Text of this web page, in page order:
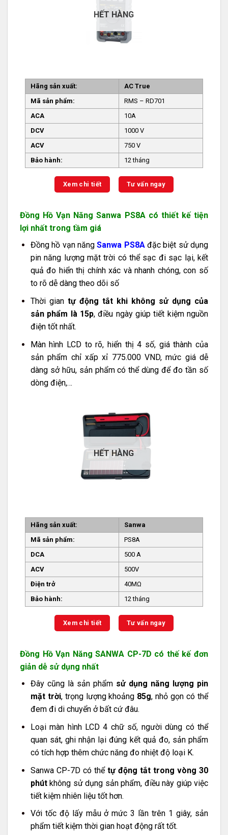
HẾT HÀNG
Hãng sản xuất:
AC True
Mã sản phẩm:
RMS – RD701
ACA
10A
DCV
1000 V
ACV
750 V
Bảo hành:
12 tháng
Xem chi tiết Tư vấn ngay
Đồng Hồ Vạn Năng Sanwa PS8A có thiết kế tiện
lợi nhất trong tầm giá
Đồng hồ vạn năngSanwa PS8Ađặc biệt sử dụng
pin năng lượng mặt trời có thể sạc đi sạc lại, kết
quả đo hiển thị chính xác và nhanh chóng, con số
to rõ dễ dàng theo dõi số
Thời gian tự động tắt khi không sử dụng của
sản phẩm là 15p, điều ngày giúp tiết kiệm nguồn
điện tốt nhất.
Màn hình LCD to rõ, hiển thị 4 số, giá thành của
sản phẩm chỉ xấp xỉ 775.000 VND, mức giá dễ
dàng sở hữu, sản phẩm có thể dùng để đo tần số
dòng điện,…
HẾT HÀNG
Hãng sản xuất:
Sanwa
Mã sản phẩm:
PS8A
DCA
500 A
ACV
500V
Điện trở
40MΩ
Bảo hành:
12 tháng
Xem chi tiết Tư vấn ngay
Đồng Hồ Vạn Năng SANWA CP-7D có thế kế đơn
giản dễ sử dụng nhất
Đây cũng là sản phẩmsử dụng năng lượng pin
mặt trời, trọng lượng khoảng 85g, nhỏ gọn có thể
đem đi di chuyển ở bất cứ đâu.
Loại màn hình LCD 4 chữ số, người dùng có thể
quan sát, ghi nhận lại đúng kết quả đo, sản phẩm
có tích hợp thêm chức năng đo nhiệt độ loại K.
Sanwa CP-7D có thểtự động tắt trong vòng 30
phútkhông sử dụng sản phẩm, điều này giúp việc
tiết kiệm nhiên liệu tốt hơn.
Với tốc độ lấy mẫu ở mức 3 lần trên 1 giây, sản
phẩm tiết kiệm thời gian hoạt động rất tốt.